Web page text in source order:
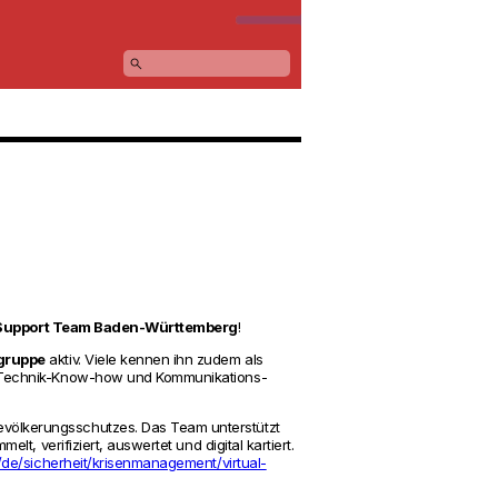
search
Team Baden-Württem­berg!
aktiv. Viele kennen ihn zudem als
Know-how und Kom­mu­ni­ka­tions-
Das Team unterstützt
veri­fi­ziert, aus­wertet und digital kar­tiert.
sicherheit/krisenmanagement/virtual-